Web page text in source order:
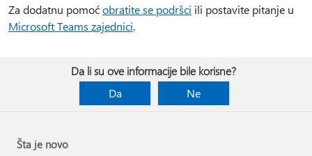
Za dodatnu pomoćobratite se podršci ili postavite pitanje u
Microsoft Teams zajednici.
Da li su ove informacije bile korisne?
Da
Ne
Šta je novo